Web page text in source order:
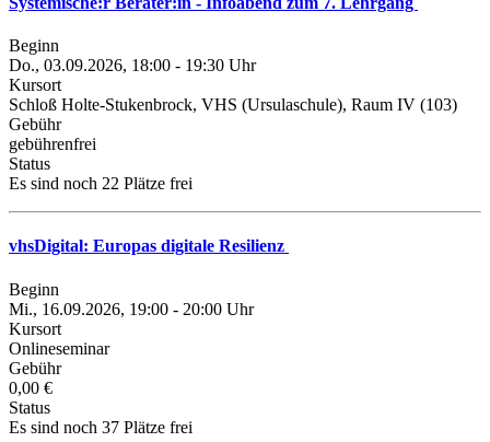
Beginn
Do., 03.09.2026, 18:00 - 19:30 Uhr
Kursort
Schloß Holte-Stukenbrock, VHS (Ursulaschule), Raum IV (103)
Gebühr
gebührenfrei
Status
Es sind noch 22 Plätze frei
vhsDigital: Europas digitale Resilienz
Beginn
Mi., 16.09.2026, 19:00 - 20:00 Uhr
Kursort
Onlineseminar
Gebühr
0,00 €
Status
Es sind noch 37 Plätze frei